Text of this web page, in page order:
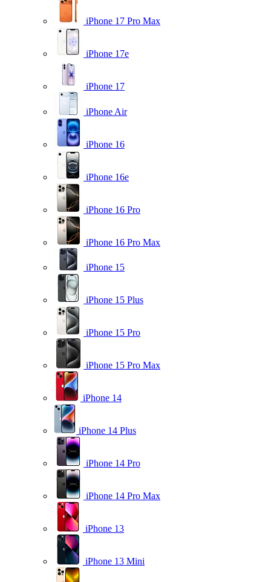
iPhone 17 Pro Max
iPhone 17e
iPhone 17
iPhone Air
iPhone 16
iPhone 16e
iPhone 16 Pro
iPhone 16 Pro Max
iPhone 15
iPhone 15 Plus
iPhone 15 Pro
iPhone 15 Pro Max
iPhone 14
iPhone 14 Plus
iPhone 14 Pro
iPhone 14 Pro Max
iPhone 13
iPhone 13 Mini